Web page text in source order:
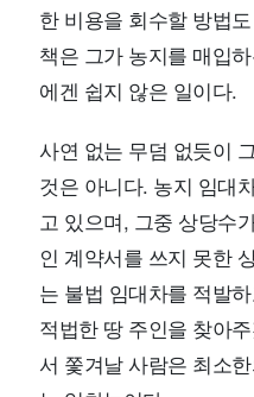
한 비용을 회수할 방법
책은 그가 농지를 매입
에겐 쉽지 않은 일이다.
사연 없는 무덤 없듯이
것은 아니다. 농지 임대
고 있으며, 그중 상당수
인 계약서를 쓰지 못한
는 불법 임대차를 적발
적법한 땅 주인을 찾아
서 쫓겨날 사람은 최소